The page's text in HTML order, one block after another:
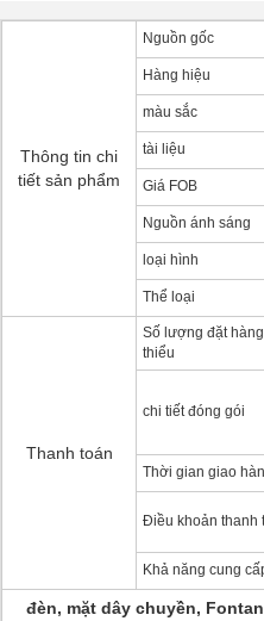
Thông tin chi
tiết sản phẩm
Nguồn gốc
Hàng hiệu
màu sắc
tài liệu
Giá FOB
Nguồn ánh sáng
loại hình
Thể loại
Thanh toán
Số lượng đặt
thiểu
chi tiết đóng gói
Thời gian giao
Điều khoản thanh
Khả năng cung
đèn, mặt dây chuyền,